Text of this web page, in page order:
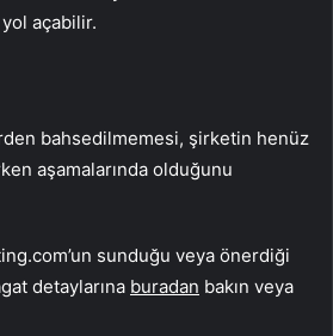
yol açabilir.
bahsedilmemesi, şirketin henüz
aşamalarında olduğunu
sunduğu veya önerdiği
detaylarına buradan bakın veya